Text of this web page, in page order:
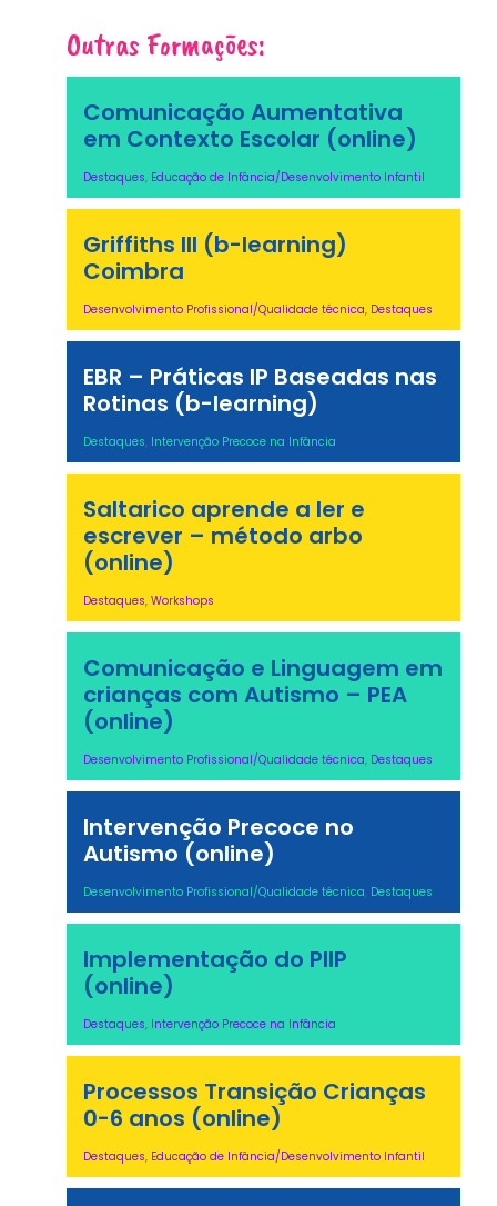
Outras Formações:
Comunicação Aumentativa
em Contexto Escolar (online)
Destaques, Educação de Infância/Desenvolvimento Infantil
Griffiths III (b-learning)
Coimbra
Desenvolvimento Profissional/Qualidade técnica, Destaques
EBR – Práticas IP Baseadas nas
Rotinas (b-learning)
Destaques, Intervenção Precoce na Infância
Saltarico aprende a ler e
escrever – método arbo
(online)
Destaques,Workshops
Comunicação e Linguagem em
crianças com Autismo – PEA
(online)
Desenvolvimento Profissional/Qualidade técnica, Destaques
Intervenção Precoce no
Autismo (online)
Desenvolvimento Profissional/Qualidade técnica, Destaques
Implementação do PIIP
(online)
Destaques, Intervenção Precoce na Infância
Processos Transição Crianças
0-6 anos (online)
Destaques, Educação de Infância/Desenvolvimento Infantil